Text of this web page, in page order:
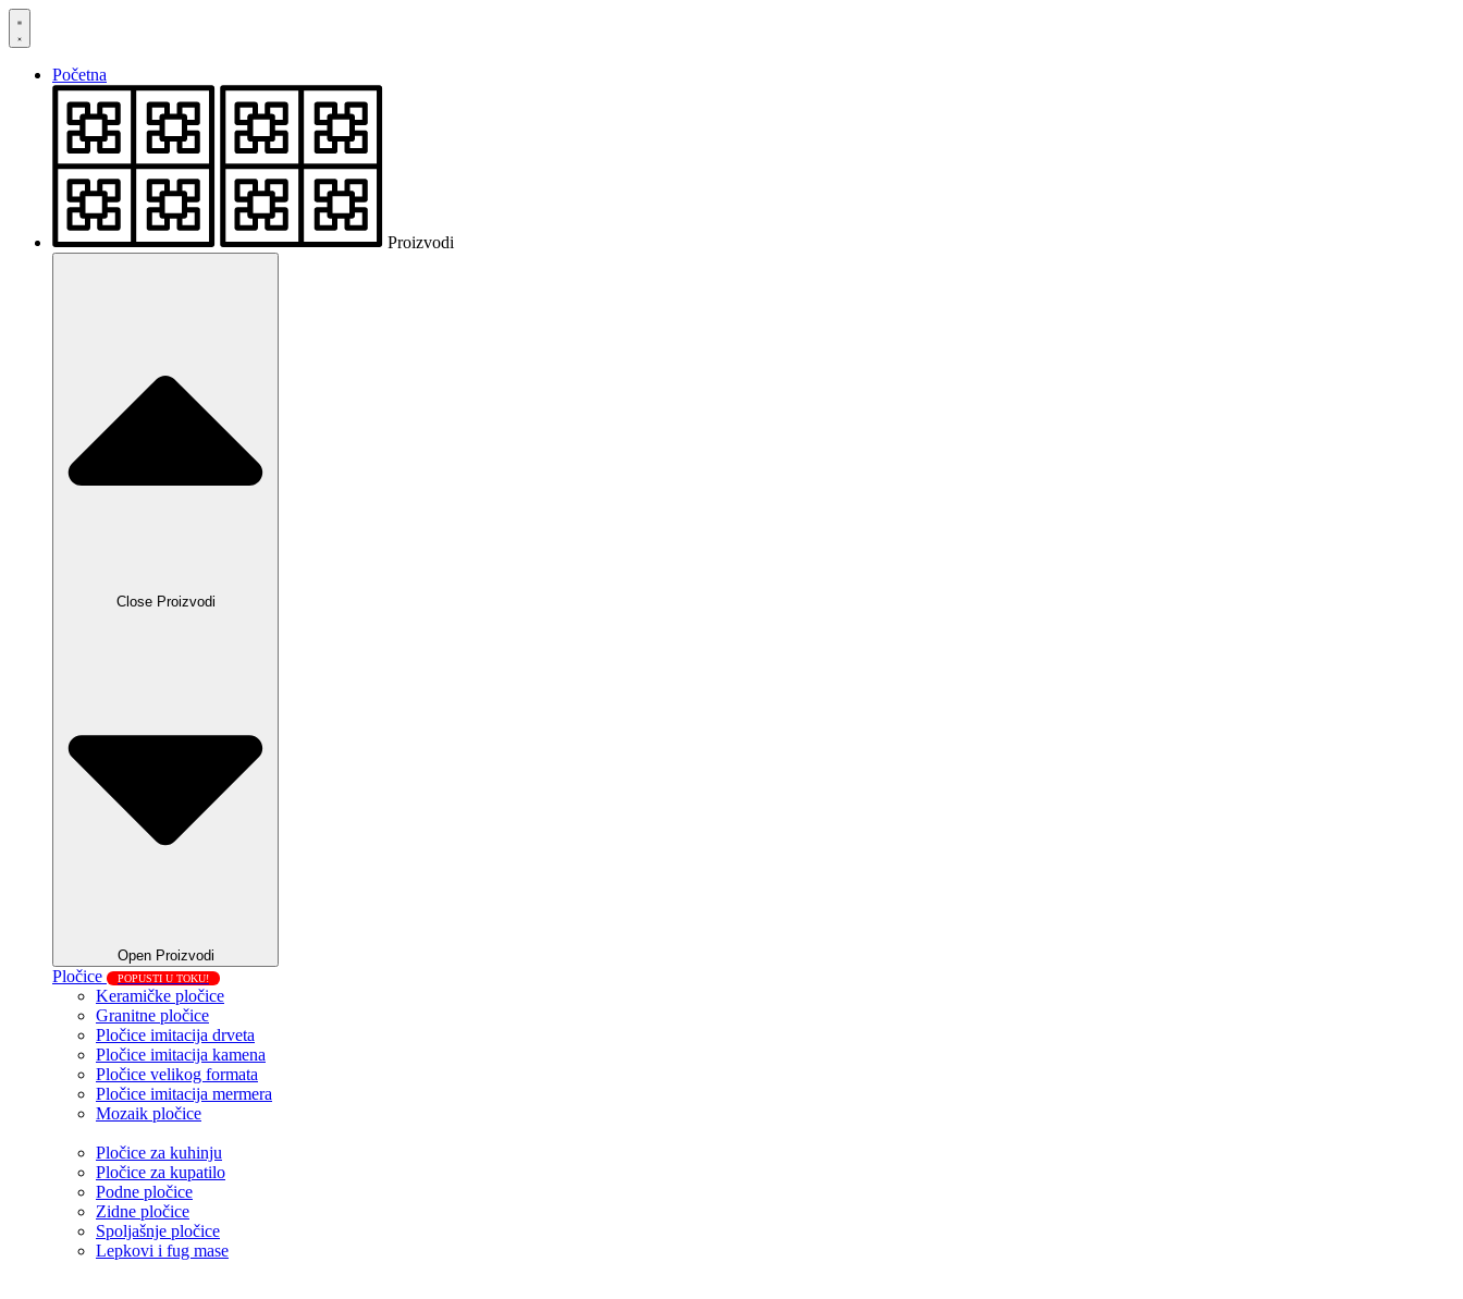
Skočite
na
Početna
Proizvodi
Close Proizvodi
Open Proizvodi
Pločice POPUSTI U TOKU!
Keramičke pločice
Granitne pločice
Pločice imitacija drveta
Pločice imitacija kamena
Pločice velikog formata
Pločice imitacija mermera
Mozaik pločice
Pločice za kuhinju
Pločice za kupatilo
Podne pločice
Zidne pločice
Spoljašnje pločice
Lepkovi i fug mase